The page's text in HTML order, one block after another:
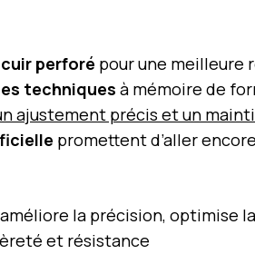
perforé pour une meilleure
techniques à mémoire de
ajustement précis et un
promettent d’aller
la précision, optimise
et résistance